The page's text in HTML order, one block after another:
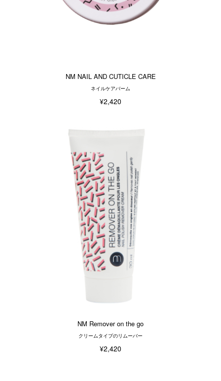
NM NAIL AND CUTICLE CARE
ネイルケアバーム
¥2,420
NM Remover on the go
クリームタイプのリムーバー
¥2,420